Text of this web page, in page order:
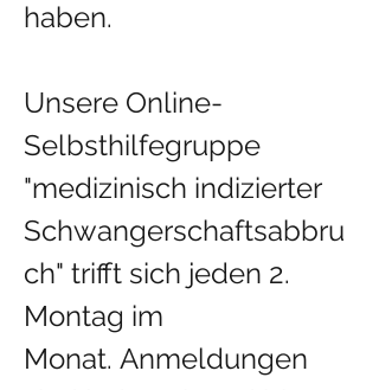
haben.
Unsere Online-
Selbsthilfegruppe
"medizinisch indizierter
Schwangerschaftsabbru
ch" trifft sich jeden 2.
Montag im
Monat. Anmeldungen